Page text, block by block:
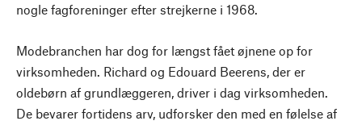
nogle fagforeninger efter strejkerne i 1968.
Modebranchen har dog for længst fået øjnene op for
virksomheden. Richard og Edouard Beerens, der er
oldebørn af grundlæggeren, driver i dag virksomheden.
De bevarer fortidens arv, udforsker den med en følelse af